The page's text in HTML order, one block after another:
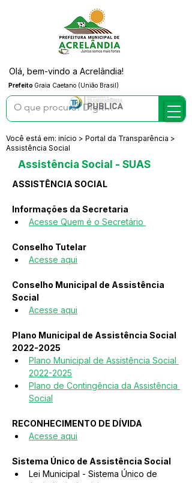
Prefeito Graia Caetano (União Brasil)
Olá, bem-vindo a Acrelândia!
Você está em: início > Portal da Transparência >
Assistência Social
Assistência Social - SUAS
ASSISTÊNCIA SOCIAL
Informações da Secretaria
Acesse Quem é o Secretário
Conselho Tutelar
Acesse aqui
Conselho Municipal de Assistência
Social
Acesse aqui
Plano Municipal de Assistência Social
2022-2025
Plano Municipal de Assistência Social
2022-2025
Plano de Contingência da Assistência
Social
RECONHECIMENTO DE DÍVIDA
Acesse aqui
Sistema Único de Assistência Social
Lei Municipal - Sistema Único de